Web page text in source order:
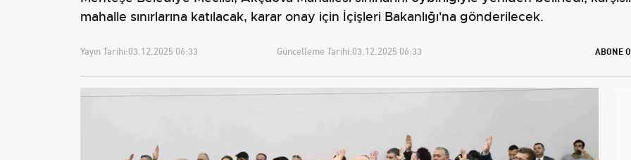
mahalle sınırlarına katılacak, karar onay için İçişleri Bakanlığı'na gönderilecek.
Yayın Tarihi:03.12.2025 06:33 Güncelleme Tarihi:03.12.2025 06:33 ABONE